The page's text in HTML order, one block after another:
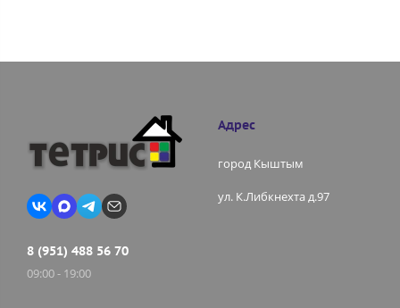
8 (951) 488 56 70
09:00 - 19:00
Адрес
город Кыштым
ул. К.Либкнехта д.97